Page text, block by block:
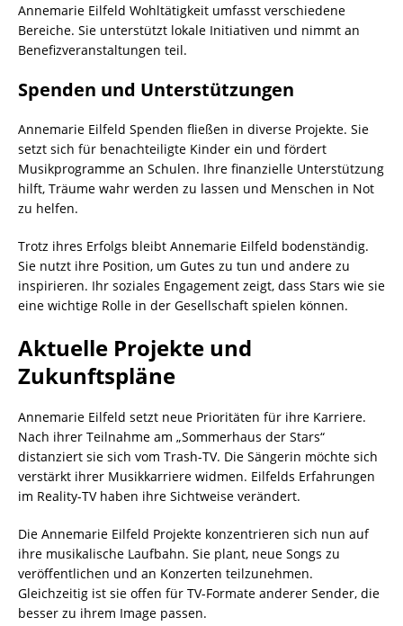
Annemarie Eilfeld Wohltätigkeit umfasst verschiedene
Bereiche. Sie unterstützt lokale Initiativen und nimmt an
Benefizveranstaltungen teil.
Spenden und Unterstützungen
Annemarie Eilfeld Spenden fließen in diverse Projekte. Sie
setzt sich für benachteiligte Kinder ein und fördert
Musikprogramme an Schulen. Ihre finanzielle Unterstützung
hilft, Träume wahr werden zu lassen und Menschen in Not
zu helfen.
Trotz ihres Erfolgs bleibt Annemarie Eilfeld bodenständig.
Sie nutzt ihre Position, um Gutes zu tun und andere zu
inspirieren. Ihr soziales Engagement zeigt, dass Stars wie sie
eine wichtige Rolle in der Gesellschaft spielen können.
Aktuelle Projekte und
Zukunftspläne
Annemarie Eilfeld setzt neue Prioritäten für ihre Karriere.
Nach ihrer Teilnahme am „Sommerhaus der Stars“
distanziert sie sich vom Trash-TV. Die Sängerin möchte sich
verstärkt ihrer Musikkarriere widmen. Eilfelds Erfahrungen
im Reality-TV haben ihre Sichtweise verändert.
Die Annemarie Eilfeld Projekte konzentrieren sich nun auf
ihre musikalische Laufbahn. Sie plant, neue Songs zu
veröffentlichen und an Konzerten teilzunehmen.
Gleichzeitig ist sie offen für TV-Formate anderer Sender, die
besser zu ihrem Image passen.